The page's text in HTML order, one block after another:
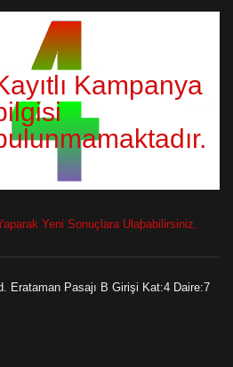
Kampanya
Yeni Sonuçlara Ulaþabilirsiniz.
Erataman Pasajı B Girişi Kat:4 Daire:7